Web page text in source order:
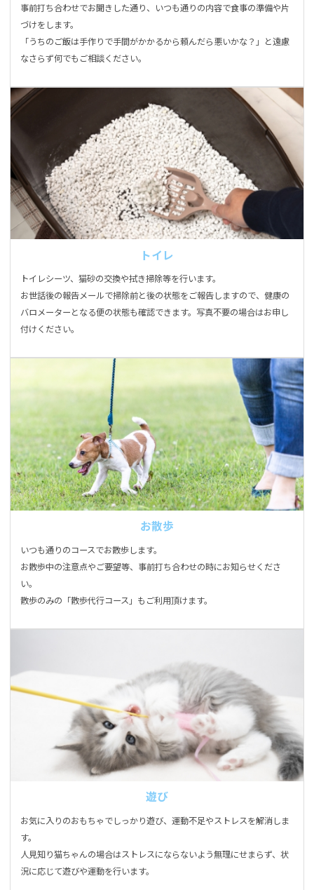
事前打ち合わせでお聞きした通り、いつも通りの内容で食事の準備や片
づけをします。
「うちのご飯は手作りで手間がかかるから頼んだら悪いかな？」と遠慮
なさらず何でもご相談ください。
トイレ
トイレシーツ、猫砂の交換や拭き掃除等を行います。
お世話後の報告メールで掃除前と後の状態をご報告しますので、健康の
バロメーターとなる便の状態も確認できます。写真不要の場合はお申し
付けください。
お散歩
いつも通りのコースでお散歩します。
お散歩中の注意点やご要望等、事前打ち合わせの時にお知らせくださ
い。
散歩のみの「散歩代行コース」もご利用頂けます。
遊び
お気に入りのおもちゃでしっかり遊び、運動不足やストレスを解消しま
す。
人見知り猫ちゃんの場合はストレスにならないよう無理にせまらず、状
況に応じて遊びや運動を行います。